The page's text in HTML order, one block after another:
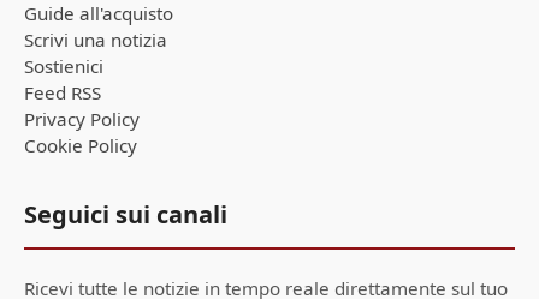
Guide all'acquisto
Scrivi una notizia
Sostienici
Feed RSS
Privacy Policy
Cookie Policy
Seguici sui canali
Ricevi tutte le notizie in tempo reale direttamente sul tuo